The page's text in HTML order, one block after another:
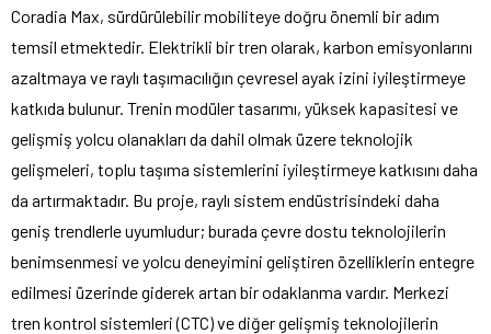
Coradia Max, sürdürülebilir mobiliteye doğru önemli bir adım
temsil etmektedir. Elektrikli bir tren olarak, karbon emisyonlarını
azaltmaya ve raylı taşımacılığın çevresel ayak izini iyileştirmeye
katkıda bulunur. Trenin modüler tasarımı, yüksek kapasitesi ve
gelişmiş yolcu olanakları da dahil olmak üzere teknolojik
gelişmeleri, toplu taşıma sistemlerini iyileştirmeye katkısını daha
da artırmaktadır. Bu proje, raylı sistem endüstrisindeki daha
geniş trendlerle uyumludur; burada çevre dostu teknolojilerin
benimsenmesi ve yolcu deneyimini geliştiren özelliklerin entegre
edilmesi üzerinde giderek artan bir odaklanma vardır. Merkezi
tren kontrol sistemleri (CTC) ve diğer gelişmiş teknolojilerin